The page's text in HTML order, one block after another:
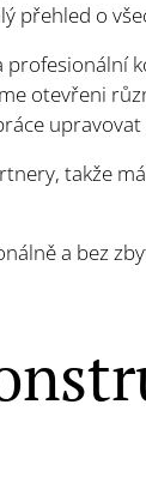
přehled o
otevřeni
takže
a bez